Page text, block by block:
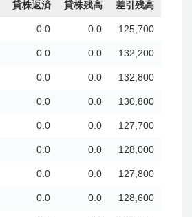
貸株返済 貸株残高 差引残高
0.0 0.0 125,700
0.0 0.0 132,200
0.0 0.0 132,800
0.0 0.0 130,800
0.0 0.0 127,700
0.0 0.0 128,000
0.0 0.0 127,800
0.0 0.0 128,600